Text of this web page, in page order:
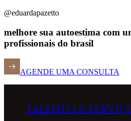
@eduardapazetto
melhore sua autoestima com
profissionais do brasil
AGENDE UMA CONSULTA
TALENTO A